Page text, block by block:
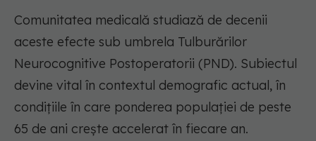
Comunitatea medicală studiază de decenii
aceste efecte sub umbrela Tulburărilor
Neurocognitive Postoperatorii (PND). Subiectul
devine vital în contextul demografic actual, în
condițiile în care ponderea populației de peste
65 de ani crește accelerat în fiecare an.